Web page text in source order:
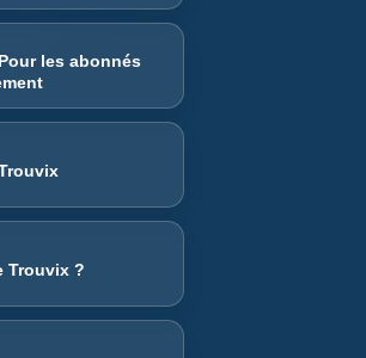
les abonnés
Trouvix ?